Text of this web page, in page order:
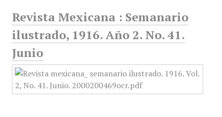
Revista Mexicana : Semanario
ilustrado, 1916. Año 2. No. 41.
Junio